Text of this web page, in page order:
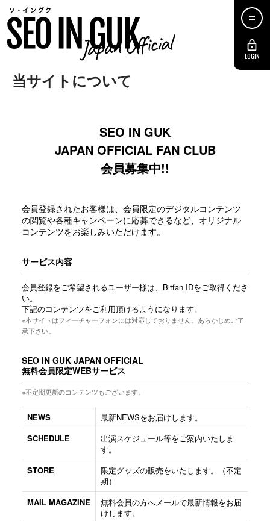
LOGIN
当サイトについて
SEO IN GUK
JAPAN OFFICIAL FAN CLUB
会員募集中!!
会員登録されたお客様は、会員限定のデジタルコンテンツ
の閲覧や各種キャンペーンに応募できるなど、オリジナル
コンテンツをお楽しみいただけます。
サービス内容
会員登録をご希望されるユーザー様は、Bitfan IDをご取得くださ
い。
下記のコンテンツをご利用頂けるようになります。
※本サイトはフィーチャーフォンには対応しておりません。あらかじめご了
承下さい。
SEO IN GUK JAPAN OFFICIAL
無料会員限定WEBサービス
※不定期更新のコンテンツもございます。
NEWS
最新NEWSをお届けします。
SCHEDULE
出演スケジュール等をご案内いたしま
す。
STORE
限定グッズの販売をいたします。（不定
期）
MAIL MAGAZINE
無料会員の方へメールで最新情報をお届
けします。